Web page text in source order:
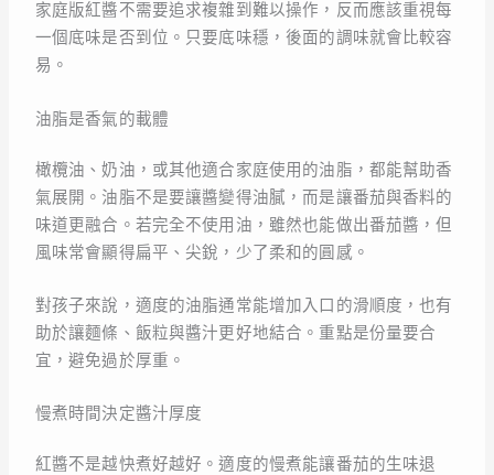
家庭版紅醬不需要追求複雜到難以操作，反而應該重視每
一個底味是否到位。只要底味穩，後面的調味就會比較容
易。
油脂是香氣的載體
橄欖油、奶油，或其他適合家庭使用的油脂，都能幫助香
氣展開。油脂不是要讓醬變得油膩，而是讓番茄與香料的
味道更融合。若完全不使用油，雖然也能做出番茄醬，但
風味常會顯得扁平、尖銳，少了柔和的圓感。
對孩子來說，適度的油脂通常能增加入口的滑順度，也有
助於讓麵條、飯粒與醬汁更好地結合。重點是份量要合
宜，避免過於厚重。
慢煮時間決定醬汁厚度
紅醬不是越快煮好越好。適度的慢煮能讓番茄的生味退